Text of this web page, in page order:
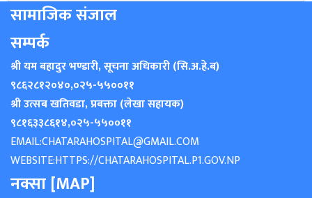
सामाजिक संजाल
सम्पर्क
श्री यम बहादुर भण्डारी, सूचना अधिकारी (सि.अ.हे.ब)
९८६२८१२०४०,०२५-५५००११
श्री उत्सब खतिवडा, प्रबक्ता (लेखा सहायक)
९८१६३३८६१४,०२५-५५००११
EMAIL:CHATARAHOSPITAL@GMAIL.COM
WEBSITE:HTTPS://CHATARAHOSPITAL.P1.GOV.NP
नक्सा [MAP]